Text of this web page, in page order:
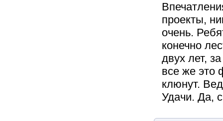
проекты,
очень.
конечно
двух лет,
все же это
клюнут.
Удачи. Да,